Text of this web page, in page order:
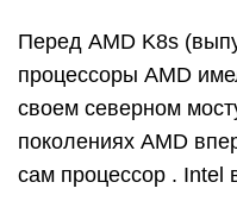
Перед AMD K8s
процессоры AMD
своем северном
поколениях AMD
сам процессор . Intel